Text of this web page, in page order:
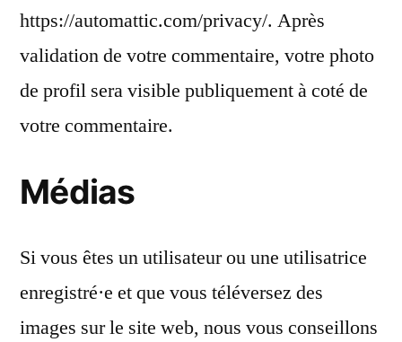
https://automattic.com/privacy/. Après
validation de votre commentaire, votre photo
de profil sera visible publiquement à coté de
votre commentaire.
Médias
Si vous êtes un utilisateur ou une utilisatrice
enregistré·e et que vous téléversez des
images sur le site web, nous vous conseillons